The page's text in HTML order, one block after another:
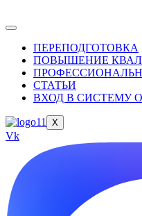
ПЕРЕПОДГОТОВКА
ПОВЫШЕНИЕ
СТАТЬИ
ВХОД В СИСТЕМУ
X
Vk